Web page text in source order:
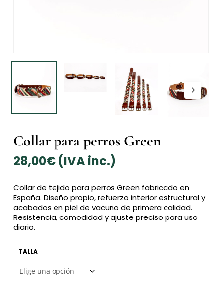
Collar para perros Green
28,00€ (IVA inc.)
Collar de tejido para perros Green fabricado en
España. Diseño propio, refuerzo interior estructural y
acabados en piel de vacuno de primera calidad.
Resistencia, comodidad y ajuste preciso para uso
diario.
TALLA